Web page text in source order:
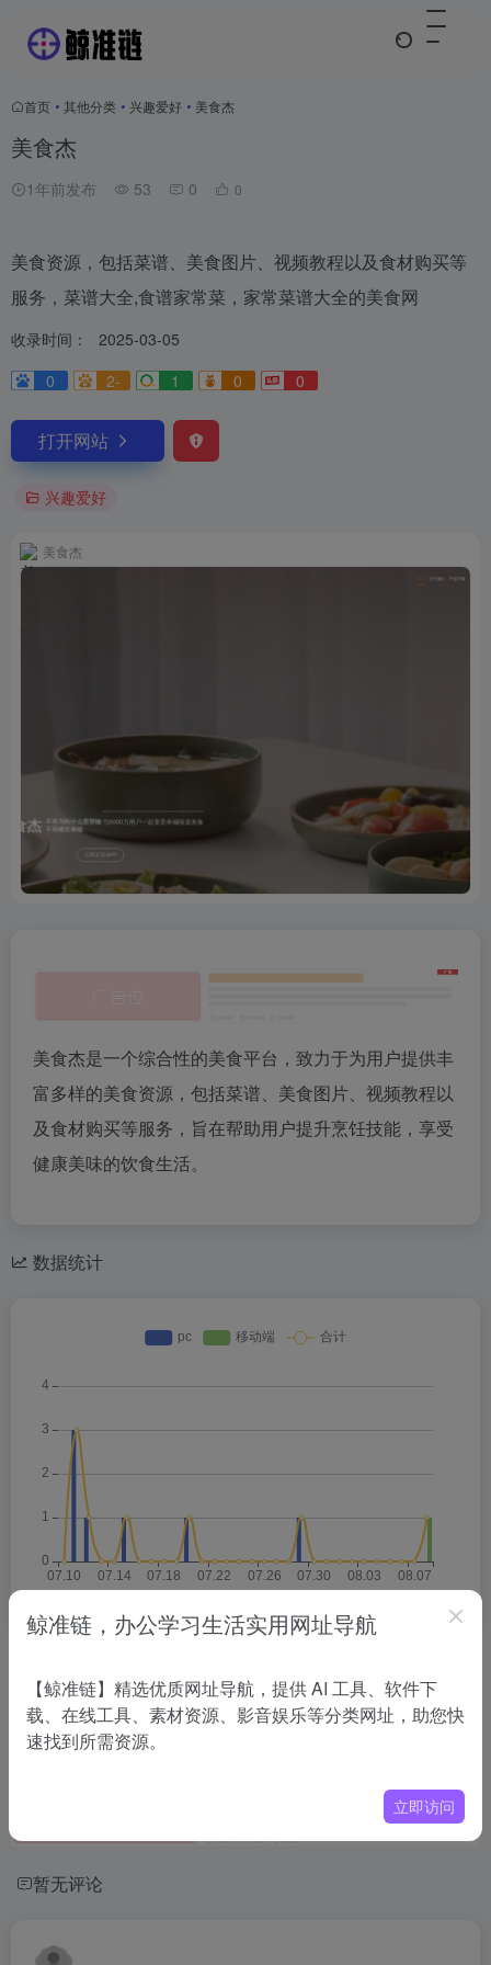
首页 • 其他分类 • 兴趣爱好 • 美食杰
美食杰
1年前发布 53 0 0
美食资源，包括菜谱、美食图片、视频教程以及食材购买等
服务，菜谱大全,食谱家常菜，家常菜谱大全的美食网
收录时间：
2025-03-05
0
2- 1 0 0
打开网站
兴趣爱好
美食杰
美食杰是一个综合性的美食平台，致力于为用户提供丰
富多样的美食资源，包括菜谱、美食图片、视频教程以
及食材购买等服务，旨在帮助用户提升烹饪技能，享受
健康美味的饮食生活。
数据统计
暂无评论
鲸准链，办公学习生活实用网址导航
【鲸准链】精选优质网址导航，提供 AI 工具、软件下
载、在线工具、素材资源、影音娱乐等分类网址，助您快
速找到所需资源。
立即访问